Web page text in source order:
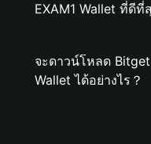
EXAM1 Wallet ที่ดีที่
จะดาวน์โหลด
Wallet ได้อย่างไร？